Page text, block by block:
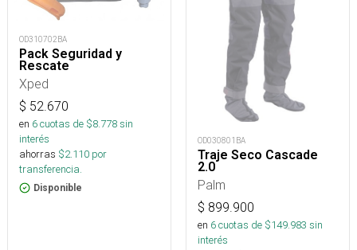
OD310702BA
Pack Seguridad y
Rescate
Xped
$ 52.670
en 6cuotas de $8.778sin
interés
ahorras $2.110 por
transferencia.
Disponible
OD030801BA
Traje Seco Cascade
2.0
Palm
$ 899.900
en 6cuotas de $149.983 sin
interés